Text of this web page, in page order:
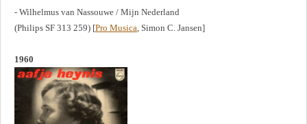
- Wilhelmus van Nassouwe / Mijn Nederland
(Philips SF 313 259) [Pro Musica, Simon C. Jansen]
1960